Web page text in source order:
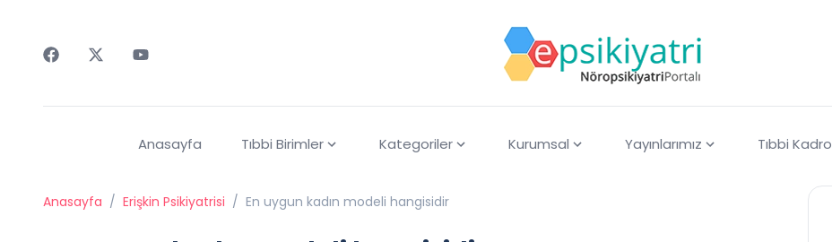
Anasayfa Tıbbi Birimler Kategoriler Kurumsal Yayınlarımız Tıbbi Kadro
Anasayfa / Erişkin Psikiyatrisi / En uygun kadın modeli hangisidir